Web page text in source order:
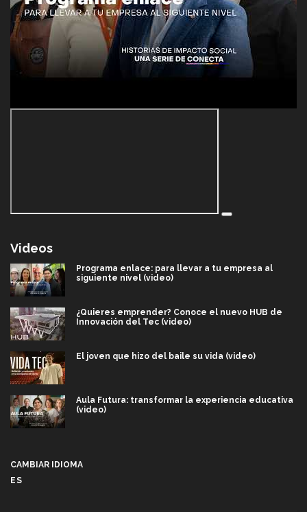
Videos
Programa enlace: para llevar a tu empresa al
siguiente nivel (video)
¿Quieres emprender? Conoce el nuevo HUB de
Innovación del Tec (video)
El joven que hizo del baile su vida (video)
Aula Futura: transformar la experiencia educativa
(video)
CAMBIAR IDIOMA
ES